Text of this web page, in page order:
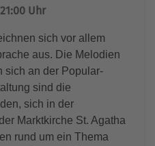
Uhr
sich vor allem
aus. Die Melodien
sich an der Popular-
sind die
sich in der
Marktkirche St. Agatha
rund um ein Thema